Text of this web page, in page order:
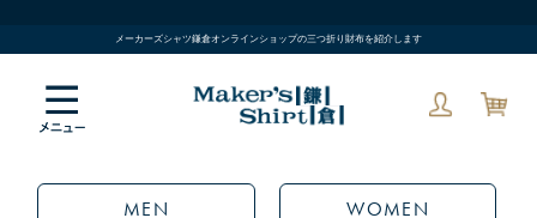
メーカーズシャツ鎌倉オンラインショップの三つ折り財布を紹介します
MEN WOMEN